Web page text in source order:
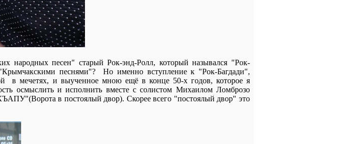
народных песен" старый Рок-энд-Ролл, который назывался "Рок-
песнями"? Но именно вступление к "Рок-Багдади",
в мечетях, и выученное мною ещё в конце 50-х годов, которое я
осмыслить и исполнить вместе с солистом Михаилом Ломброзо
в постоялый двор). Скорее всего "постоялый двор" это